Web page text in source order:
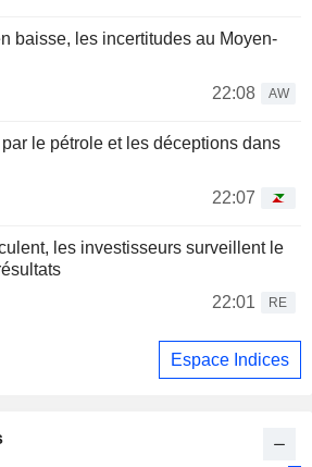
baisse, les incertitudes au Moyen-
22:08
AW
le pétrole et les déceptions dans
22:07
les investisseurs surveillent le
22:01
RE
Espace Indices